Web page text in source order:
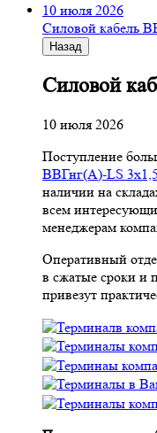
10 июля 2026
Cиловой кабель
Назад
Cиловой
10 июля 2026
Поступление
ВВГнг(A)-LS 3х1,5
наличии на
всем
менеджерам
Оперативный
в сжатые сроки и
привезут